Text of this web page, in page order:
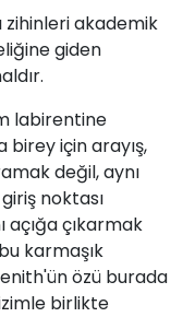
zihinleri akademik
giden
labirentine
birey için arayış,
değil, aynı
noktası
açığa çıkarmak
karmaşık
özü burada
birlikte